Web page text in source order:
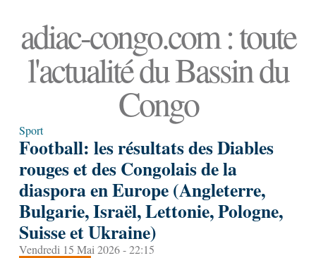
adiac-congo.com : toute
l'actualité du Bassin du
Congo
Sport
Football: les résultats des Diables
rouges et des Congolais de la
diaspora en Europe (Angleterre,
Bulgarie, Israël, Lettonie, Pologne,
Suisse et Ukraine)
Vendredi 15 Mai 2026 - 22:15